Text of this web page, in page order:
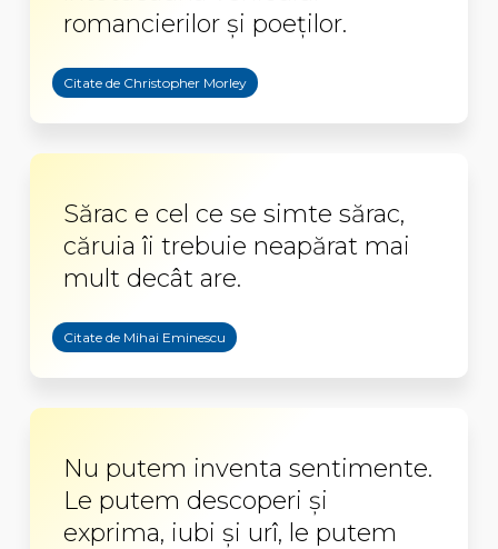
romancierilor și poeților.
Citate de Christopher Morley
Sărac e cel ce se simte sărac,
căruia îi trebuie neapărat mai
mult decât are.
Citate de Mihai Eminescu
Nu putem inventa sentimente.
Le putem descoperi și
exprima, iubi și urî, le putem